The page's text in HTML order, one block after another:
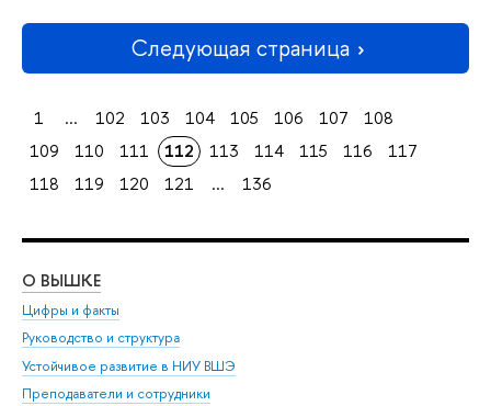
Следующая страница
1 ... 102 103 104 105 106 107
108
109
110 111 112 113 114 115 116
117
118
119 120 121 ... 136
О ВЫШКЕ
Цифры и факты
Руководство и структура
Устойчивое развитие в НИУ ВШЭ
Преподаватели и сотрудники